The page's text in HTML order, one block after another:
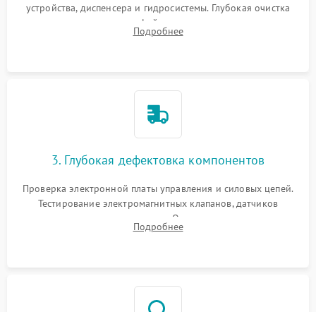
устройства, диспенсера и гидросистемы. Глубокая очистка
внутренних узлов от кофейных масел, жмыха и накипи.
Промывка дренажных каналов и фильтров с использованием
Подробнее
3. Глубокая дефектовка компонентов
Проверка электронной платы управления и силовых цепей.
Тестирование электромагнитных клапанов, датчиков
температуры и расходомера. Оценка степени износа
жерновов кофемолки, уплотнительных колец гидросистемы
Подробнее